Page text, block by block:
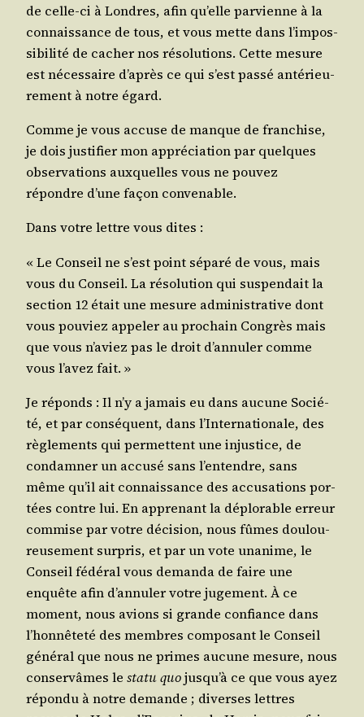
de celle-ci à Londres, afin qu’elle par­vienne à la
connais­sance de tous, et vous mette dans l’im­pos­
si­bi­li­té de cacher nos réso­lu­tions. Cette mesure
est néces­saire d’a­près ce qui s’est pas­sé anté­rieu­
re­ment à notre égard.
Comme je vous accuse de manque de fran­chise,
je dois jus­ti­fier mon appré­cia­tion par quelques
obser­va­tions aux­quelles vous ne pou­vez
répondre d’une façon convenable.
Dans votre lettre vous dites :
« Le Conseil ne s’est point sépa­ré de vous, mais
vous du Conseil. La réso­lu­tion qui sus­pen­dait la
sec­tion 12 était une mesure admi­nis­tra­tive dont
vous pou­viez appe­ler au pro­chain Congrès mais
que vous n’a­viez pas le droit d’an­nu­ler comme
vous l’a­vez fait. »
Je réponds : Il n’y a jamais eu dans aucune Socié­
té, et par consé­quent, dans l’In­ter­na­tio­nale, des
règle­ments qui per­mettent une injus­tice, de
condam­ner un accu­sé sans l’en­tendre, sans
même qu’il ait connais­sance des accu­sa­tions por­
tées contre lui. En appre­nant la déplo­rable erreur
com­mise par votre déci­sion, nous fûmes dou­lou­
reu­se­ment sur­pris, et par un vote una­nime, le
Conseil fédé­ral vous deman­da de faire une
enquête afin d’an­nu­ler votre juge­ment. À ce
moment, nous avions si grande confiance dans
l’hon­nê­te­té des membres com­po­sant le Conseil
géné­ral que nous ne primes aucune mesure, nous
conser­vâmes le sta­tu quojus­qu’à ce que vous ayez
répon­du à notre demande ; diverses lettres